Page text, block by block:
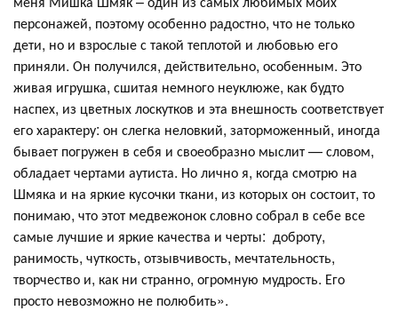
персонажей, поэтому особенно радостно, что не только
дети, но и взрослые с такой теплотой и любовью его
приняли. Он получился, действительно, особенным. Это
живая игрушка, сшитая немного неуклюже, как будто
наспех, из цветных лоскутков и эта внешность соответствует
его характеру: он слегка неловкий, заторможенный, иногда
бывает погружен в себя и своеобразно мыслит — словом,
обладает чертами аутиста. Но лично я, когда смотрю на
Шмяка и на яркие кусочки ткани, из которых он состоит, то
понимаю, что этот медвежонок словно собрал в себе все
самые лучшие и яркие качества и черты: доброту,
ранимость, чуткость, отзывчивость, мечтательность,
творчество и, как ни странно, огромную мудрость. Его
просто невозможно не полюбить».